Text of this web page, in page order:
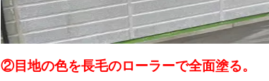
②目地の色を長毛のローラーで全面塗る。